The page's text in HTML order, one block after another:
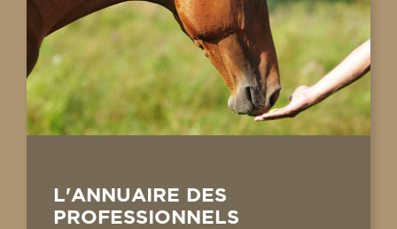
L'ANNUAIRE DES
PROFESSIONNELS